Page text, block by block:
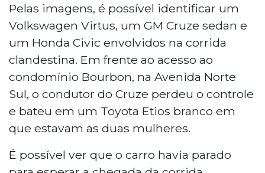
Pelas imagens, é possível identificar um
Volkswagen Virtus, um GM Cruze sedan e
um Honda Civic envolvidos na corrida
clandestina. Em frente ao acesso ao
condomínio Bourbon, na Avenida Norte
Sul, o condutor do Cruze perdeu o controle
e bateu em um Toyota Etios branco em
que estavam as duas mulheres.
É possível ver que o carro havia parado